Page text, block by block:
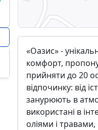
«Оазис» -
комфорт,
прийняти до 20
відпочинку: від
занурюють в
використані в
оліями і